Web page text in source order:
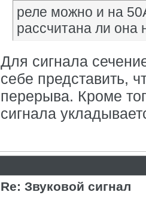
реле можно и на
рассчитана ли она
Для сигнала
себе представить,
перерыва. Кроме
сигнала
Re: Звуковой сигнал